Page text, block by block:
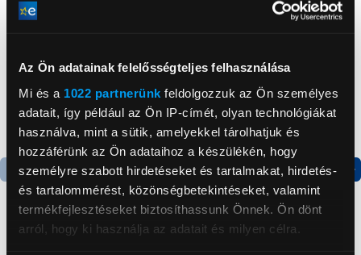
Az Ön adatainak felelősségteljes felhasználása
Mi és a 1022 partnerünk feldolgozzuk az Ön személyes
adatait, így például az Ön IP-címét, olyan technológiákat
használva, mint a sütik, amelyekkel tárolhatjuk és
hozzáférünk az Ön adataihoz a készülékén, hogy
személyre szabott hirdetéseket és tartalmakat, hirdetés-
és tartalommérést, közönségbetekintéseket, valamint
termékfejlesztéseket biztosíthassunk Önnek. Ön dönt
arról, hogy ki használja az adatait és milyen célra.
Termék adatlap Termék adatlap